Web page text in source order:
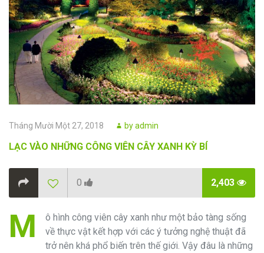
Posted
Tháng Mười Một 27, 2018 Author
byadmin
LẠC VÀO NHỮNG CÔNG VIÊN CÂY XANH KỲ BÍ
0 2,403
M
ô hình công viên cây xanh như một bảo tàng sống
về thực vật kết hợp với các ý tưởng nghệ thuật đã
trở nên khá phổ biến trên thế giới. Vậy đâu là những